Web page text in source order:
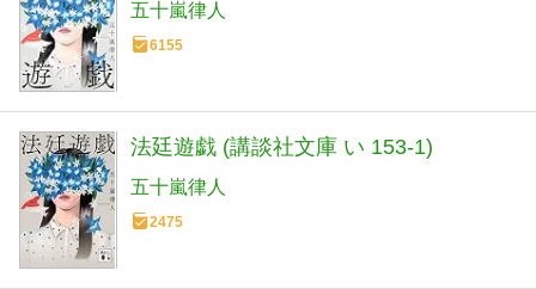
五十嵐律人
6155
法廷遊戯 (講談社文庫 い 153-1)
五十嵐律人
2475